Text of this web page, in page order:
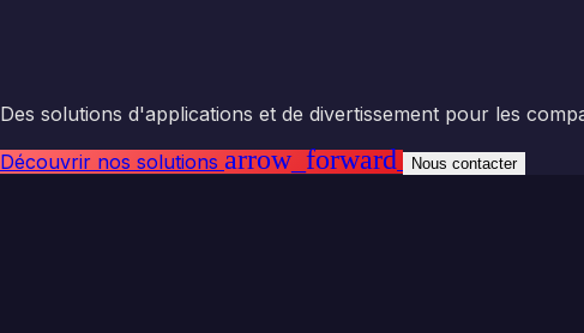
Des solutions d'applications et de divertissement pour les
Découvrir nos solutions arrow_forward Nous contacter